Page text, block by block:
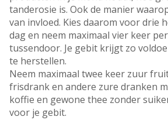
tanderosie is. Ook de manier
van invloed. Kies daarom voor drie
dag en neem maximaal vier keer
tussendoor. Je gebit krijgt zo
te herstellen.
Neem maximaal twee keer zuur
frisdrank en andere zure dranken
koffie en gewone thee zonder
voor je gebit.